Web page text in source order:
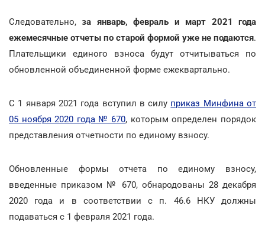
Следовательно,за январь, февраль и март 2021 года
ежемесячные отчеты по старой формой уже не подаются.
Плательщики единого взноса будут отчитываться по
обновленной объединенной форме ежеквартально.
С 1 января 2021 года вступил в силу приказ Минфина от
05 ноября 2020 года № 670, которым определен порядок
представления отчетности по единому взносу.
Обновленные формы отчета по единому взносу,
введенные приказом № 670, обнародованы 28 декабря
2020 года и в соответствии с п. 46.6 НКУ должны
подаваться с 1 февраля 2021 года.